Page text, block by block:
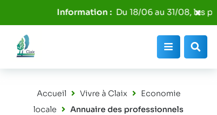
Aller à la recherche
Du 18/06 au 31/08, les
Menu
Accueil Vivre à Claix
Economie
locale
Annuaire des professionnels